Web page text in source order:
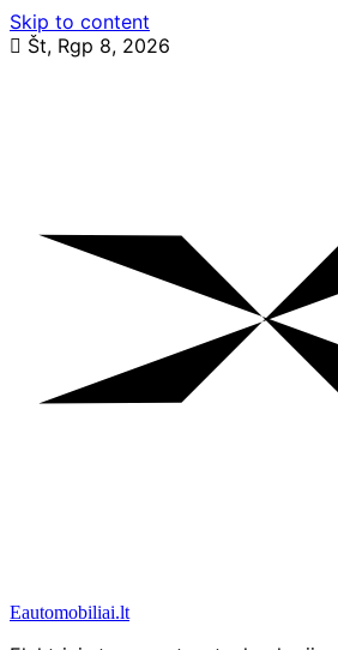
Skip to content
Št, Rgp 8, 2026
Eautomobiliai.lt